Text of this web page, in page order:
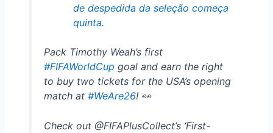
de despedida da seleção começa
quinta.
Pack Timothy Weah’s first
#FIFAWorldCup goal and earn the right
to buy two tickets for the USA’s opening
match at #WeAre26! 👀
Check out @FIFAPlusCollect’s ‘First-